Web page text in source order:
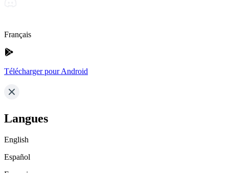
Français
Télécharger pour Android
Langues
English
Español